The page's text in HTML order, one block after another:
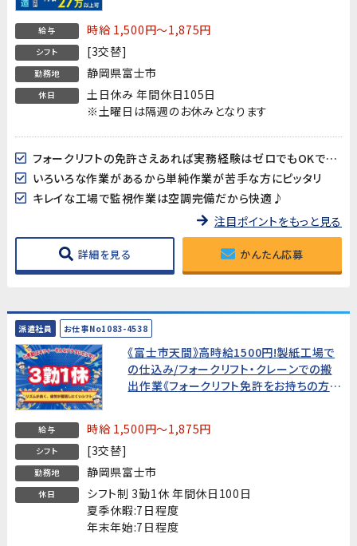
給与 時給 1,500円～1,875円
シフト [3交替]
勤務地 静岡県富士市
休日
土日休み 年間休日105日
※土曜日は隔週のお休みとなります
フォークリフトの免許さえあれば実務経験はゼロでもOKです！
いろいろな作業があるから単純作業が苦手な方にピッタリ
キレイな工場で監視作業は空調完備だから快適♪
注目ポイントをもっと見る
詳細を見る かんたん応募
派遣社員 お仕事No1083-4538
《富士市天間》高時給1500円!製紙工場で
の仕込み/フォークリフト・クレーンでの搬
出作業《フォークリフト免許をお持ちの方歓
給与 時給 1,500円～1,875円
シフト [3交替]
勤務地 静岡県富士市
休日
シフト制 3勤1休 年間休日100日
夏季休暇:7日程度
年末年始:7日程度